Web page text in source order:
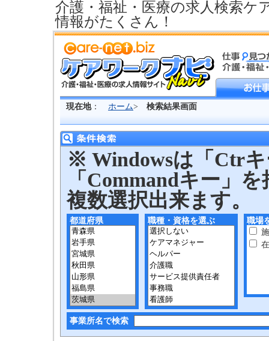
介護・福祉・医療の求人検索
情報がたくさん！
現在地： ホーム> 検索結果画面
※ Windowsは「Ctr
「Commandキー」
複数選択出来ます。
都道府県 職種・資格を選ぶ
職場
事業所名で検索